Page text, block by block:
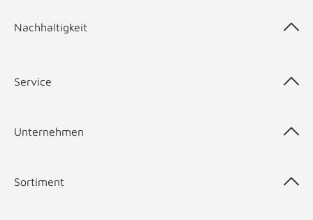
Nachhaltigkeit
Service
Unternehmen
Sortiment